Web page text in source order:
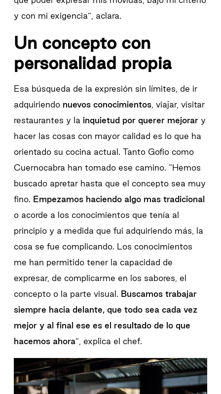
y con mi exigencia”, aclara.
Un concepto con
personalidad propia
Esa búsqueda de la expresión sin límites, de ir
adquiriendo nuevos conocimientos, viajar, visitar
restaurantes y la inquietud por querer mejorary
hacer las cosas con mayor calidad es lo que ha
orientado su cocina actual. Tanto Gofio como
Cuernocabra han tomado ese camino. “Hemos
buscado apretar hasta que el concepto sea muy
fino. Empezamos haciendo algo mas tradicional
o acorde a los conocimientos que tenía al
principio y a medida que fui adquiriendo más, la
cosa se fue complicando. Los conocimientos
me han permitido tener la capacidad de
expresar, de complicarme en los sabores, el
concepto o la parte visual. Buscamos trabajar
siempre hacia delante, que todo sea cada vez
mejor y al final ese es el resultado de lo que
hacemos ahora”, explica el chef.